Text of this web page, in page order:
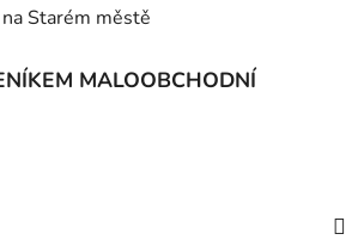
Starém městě
MALOOBCHODNÍ